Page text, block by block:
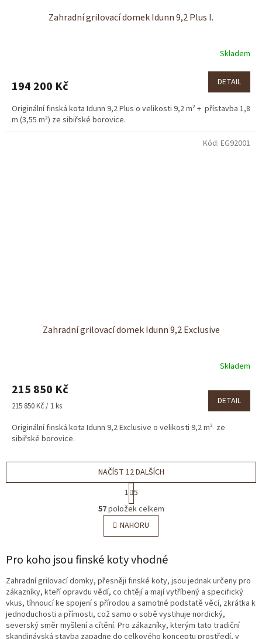
Zahradní grilovací domek Idunn 9,2 Plus I.
Skladem
194 200 Kč DETAIL
Originální finská kota Idunn 9,2 Plus o velikosti 9,2 m² + přístavba 1,8
m (3,55 m²) ze sibiřské borovice.
Zahradní grilovací domek Idunn 9,2 Exclusive
Skladem
215 850 Kč
Měrná
215 850 Kč / 1 ks DETAIL
Originální finská kota Idunn 9,2 Exclusive o velikosti 9,2 m² ze
sibiřské borovice.
Kód: EG92001
O
v
l
á
a
í
p
r
v
k
NAČÍST 12 DALŠÍCH
S
t
r
á
n
k
v
á
n
í
1 5
57položek celkem
NAHORU
Pro koho jsou finské koty vhodné
Zahradní grilovací domky, přesněji finské koty, jsou jednak určeny pro
zákazníky, kteří opravdu vědí, co chtějí a mají vytříbený a specifický
vkus, tíhnoucí ke spojení s přírodou a samotné podstatě věcí, zkrátka k
jednoduchosti a přímosti, což samo o sobě vystihuje nordický,
severský směr myšlení a cítění. Pro zákazníky, kterým tato tradiční